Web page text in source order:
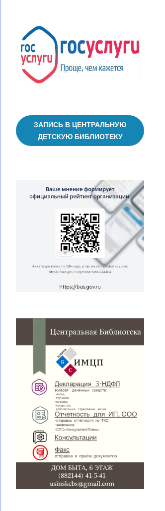
ЗАПИСЬ В ЦЕНТРАЛЬНУЮ
ДЕТСКУЮ БИБЛИОТЕКУ